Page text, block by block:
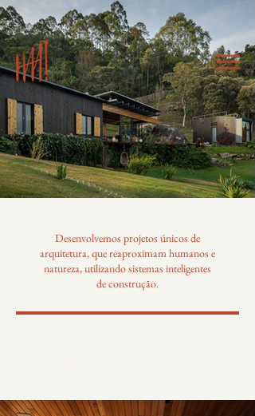
Desenvolvemos projetos únicos de
arquitetura, que reaproximam humanos e
natureza, utilizando sistemas inteligentes
de construção.